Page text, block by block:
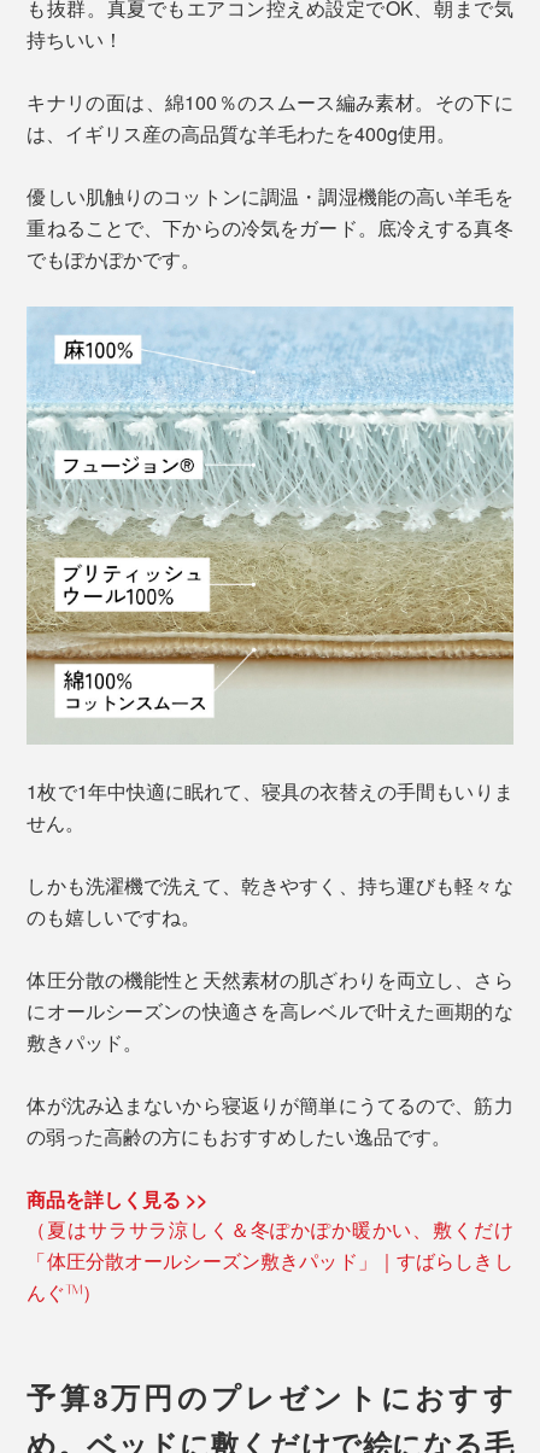
も抜群。真夏でもエアコン控えめ設定でOK、朝まで気
持ちいい！
キナリの面は、綿100％のスムース編み素材。その下に
は、イギリス産の高品質な羊毛わたを400g使用。
優しい肌触りのコットンに調温・調湿機能の高い羊毛を
重ねることで、下からの冷気をガード。底冷えする真冬
でもぽかぽかです。
1枚で1年中快適に眠れて、寝具の衣替えの手間もいりま
せん。
しかも洗濯機で洗えて、乾きやすく、持ち運びも軽々な
のも嬉しいですね。
体圧分散の機能性と天然素材の肌ざわりを両立し、さら
にオールシーズンの快適さを高レベルで叶えた画期的な
敷きパッド。
体が沈み込まないから寝返りが簡単にうてるので、筋力
の弱った高齢の方にもおすすめしたい逸品です。
商品を詳しく見る >>
（夏はサラサラ涼しく＆冬ぽかぽか暖かい、敷くだけ
「体圧分散オールシーズン敷きパッド」｜すばらしきし
んぐ™）
予算3万円のプレゼントにおすす
め。ベッドに敷くだけで絵になる毛